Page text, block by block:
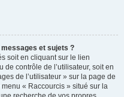
et sujets ?
soit en cliquant sur le lien
contrôle de l’utilisateur, soit en
de l’utilisateur » sur la page de
« Raccourcis » situé sur la